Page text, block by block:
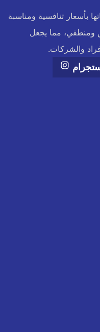
بأسعار تنافسية ومناسبة
ومنطقي، مما يجعل
والشركات.